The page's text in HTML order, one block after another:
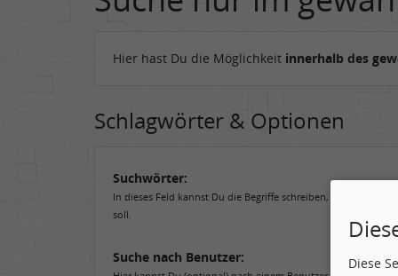
Hier hast Du die Möglichkeit innerhalb des
Schlagwörter & Optionen
Suchwörter:
In dieses Feld kannst Du die Begriffe schreiben, nach denen
soll.
Suche nach Benutzer:
Diese